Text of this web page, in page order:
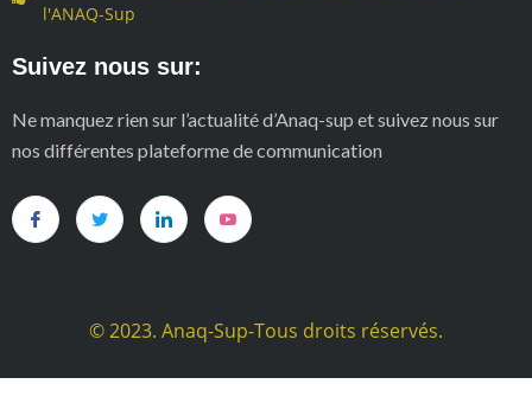
l'ANAQ-Sup
Suivez nous sur:
Ne manquez rien sur l’actualité d’Anaq-sup et suivez nous sur
nos différentes plateforme de communication
© 2023. Anaq-Sup-Tous droits réservés.